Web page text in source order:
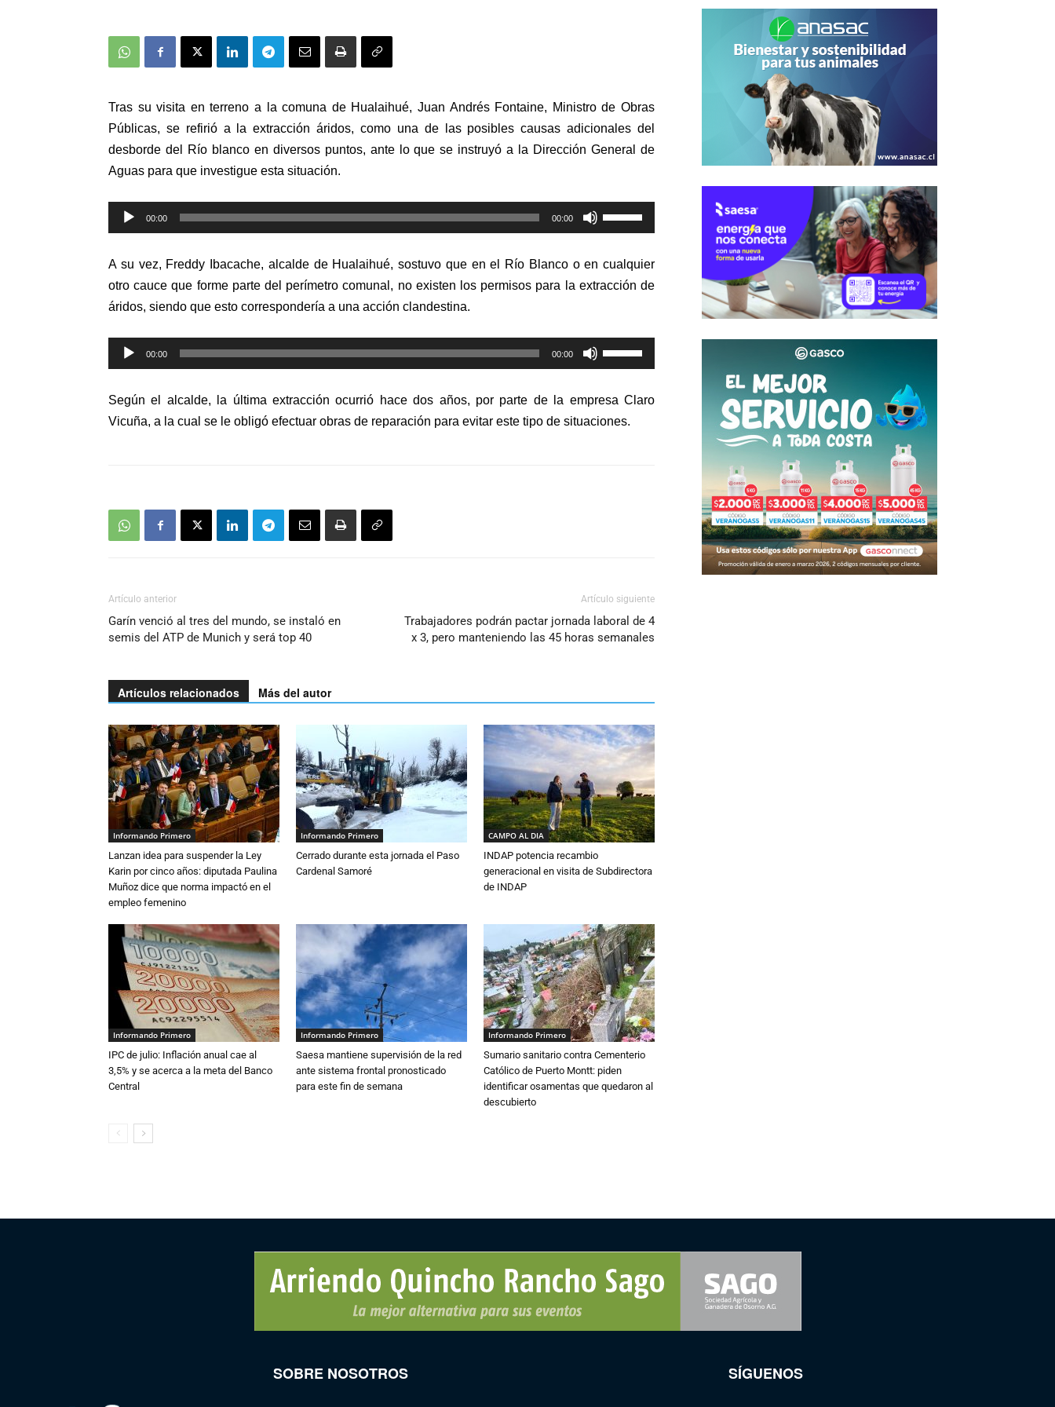
Tras su visita en terreno a la comuna de Hualaihué, Juan Andrés Fontaine, Ministro de Obras
Públicas, se refirió a la extracción áridos, como una de las posibles causas adicionales del
desborde del Río blanco en diversos puntos, ante lo que se instruyó a la Dirección General de
Aguas para que investigue esta situación.
Reproductor
audio
00:00 00:00
las
de
flecha
aumentar
disminuir
A su vez, Freddy Ibacache, alcalde de Hualaihué, sostuvo que en el Río Blanco o en cualquier
otro cauce que forme parte del perímetro comunal, no existen los permisos para la extracción de
áridos, siendo que esto correspondería a una acción clandestina.
Reproductor
de
00:00 00:00
las
de
flecha
Según el alcalde, la última extracción ocurrió hace dos años, por parte de la empresa Claro
Vicuña, a la cual se le obligó efectuar obras de reparación para evitar este tipo de situaciones.
Artículo anterior
Garín venció al tres del mundo, se instaló en
semis del ATP de Munich y será top 40
Artículo siguiente
Trabajadores podrán pactar jornada laboral de 4
x 3, pero manteniendo las 45 horas semanales
Artículos relacionados Más del autor
Informando Primero
Lanzan idea para suspender la Ley
Karin por cinco años: diputada Paulina
Muñoz dice que norma impactó en el
empleo femenino
Informando Primero
Cerrado durante esta jornada el Paso
Cardenal Samoré
CAMPO AL DIA
INDAP potencia recambio
generacional en visita de Subdirectora
de INDAP
Informando Primero
IPC de julio: Inflación anual cae al
3,5% y se acerca a la meta del Banco
Central
Informando Primero
Saesa mantiene supervisión de la red
ante sistema frontal pronosticado
para este fin de semana
Informando Primero
Sumario sanitario contra Cementerio
Católico de Puerto Montt: piden
identificar osamentas que quedaron al
descubierto
SOBRE NOSOTROS SÍGUENOS